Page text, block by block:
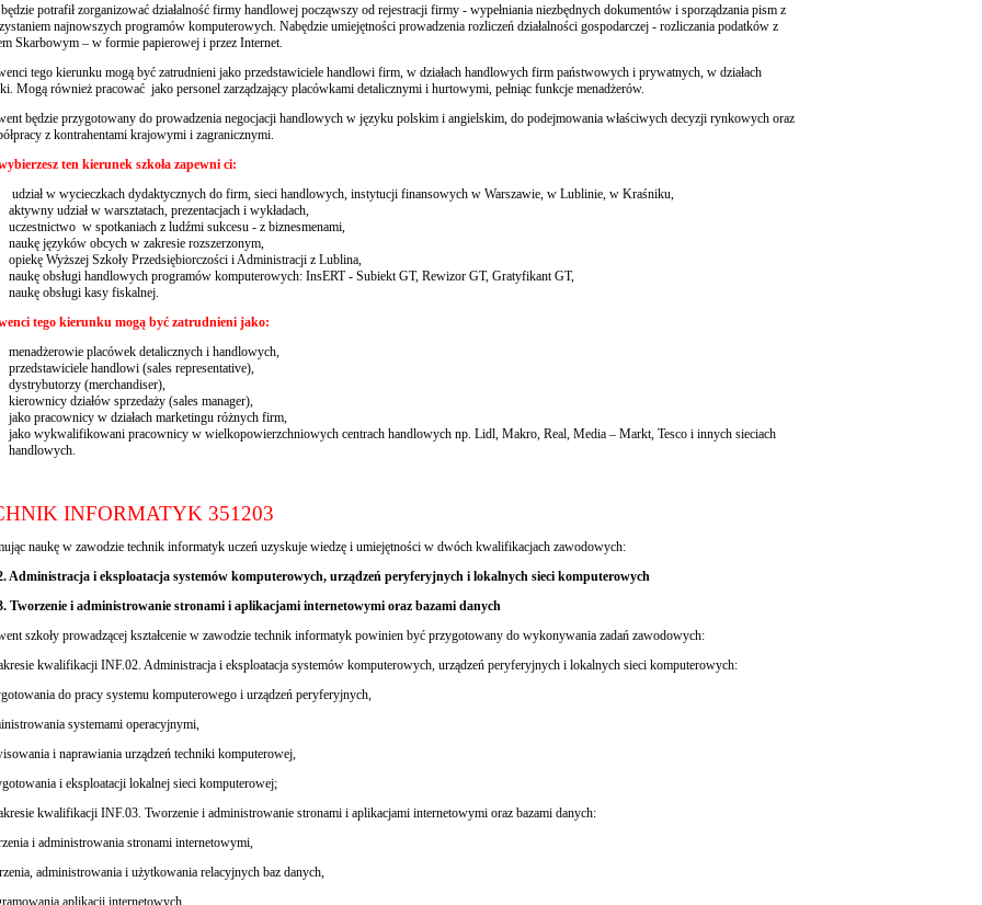
potrafił zorganizować działalność firmy handlowej począwszy od rejestracji firmy - wypełniania niezbędnych dokumentów i sporządzania pism z
najnowszych programów komputerowych. Nabędzie umiejętności prowadzenia rozliczeń działalności gospodarczej - rozliczania podatków z
Skarbowym – w formie papierowej i przez Internet.
tego kierunku mogą być zatrudnieni jako przedstawiciele handlowi firm, w działach handlowych firm państwowych i prywatnych, w działach
Mogą również pracować jako personel zarządzający placówkami detalicznymi i hurtowymi, pełniąc funkcje menadżerów.
będzie przygotowany do prowadzenia negocjacji handlowych w języku polskim i angielskim, do podejmowania właściwych decyzji rynkowych oraz
z kontrahentami krajowymi i zagranicznymi.
ten kierunek szkoła zapewni ci:
udział w wycieczkach dydaktycznych do firm, sieci handlowych, instytucji finansowych w Warszawie, w Lublinie, w Kraśniku,
aktywny udział w warsztatach, prezentacjach i wykładach,
uczestnictwo w spotkaniach z ludźmi sukcesu - z biznesmenami,
naukę języków obcych w zakresie rozszerzonym,
opiekę Wyższej Szkoły Przedsiębiorczości i Administracji z Lublina,
naukę obsługi handlowych programów komputerowych: InsERT - Subiekt GT, Rewizor GT, Gratyfikant GT,
naukę obsługi kasy fiskalnej.
tego kierunku mogą być zatrudnieni jako:
menadżerowie placówek detalicznych i handlowych,
przedstawiciele handlowi (sales representative),
dystrybutorzy (merchandiser),
kierownicy działów sprzedaży (sales manager),
jako pracownicy w działach marketingu różnych firm,
jako wykwalifikowani pracownicy w wielkopowierzchniowych centrach handlowych np. Lidl, Makro, Real, Media – Markt, Tesco i innych sieciach
handlowych.
INFORMATYK 351203
naukę w zawodzie technik informatyk uczeń uzyskuje wiedzę i umiejętności w dwóch kwalifikacjach zawodowych:
Administracja i eksploatacja systemów komputerowych, urządzeń peryferyjnych i lokalnych sieci komputerowych
Tworzenie i administrowanie stronami i aplikacjami internetowymi oraz bazami danych
szkoły prowadzącej kształcenie w zawodzie technik informatyk powinien być przygotowany do wykonywania zadań zawodowych:
kwalifikacji INF.02. Administracja i eksploatacja systemów komputerowych, urządzeń peryferyjnych i lokalnych sieci komputerowych:
do pracy systemu komputerowego i urządzeń peryferyjnych,
systemami operacyjnymi,
i naprawiania urządzeń techniki komputerowej,
i eksploatacji lokalnej sieci komputerowej;
kwalifikacji INF.03. Tworzenie i administrowanie stronami i aplikacjami internetowymi oraz bazami danych:
i administrowania stronami internetowymi,
administrowania i użytkowania relacyjnych baz danych,
aplikacji internetowych,